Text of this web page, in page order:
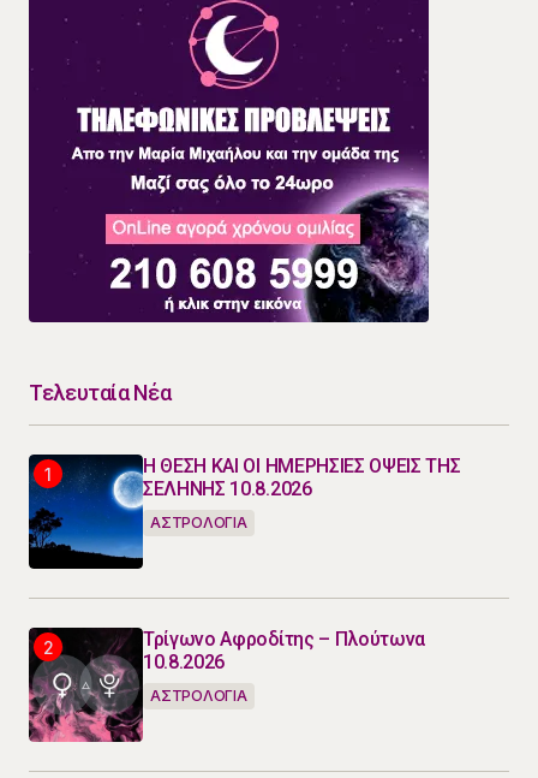
Τελευταία Νέα
Η ΘΕΣΗ ΚΑΙ ΟΙ ΗΜΕΡΗΣΙΕΣ ΟΨΕΙΣ ΤΗΣ
ΣΕΛΗΝΗΣ 10.8.2026
ΑΣΤΡΟΛΟΓΙΑ
Τρίγωνο Αφροδίτης – Πλούτωνα
10.8.2026
ΑΣΤΡΟΛΟΓΙΑ